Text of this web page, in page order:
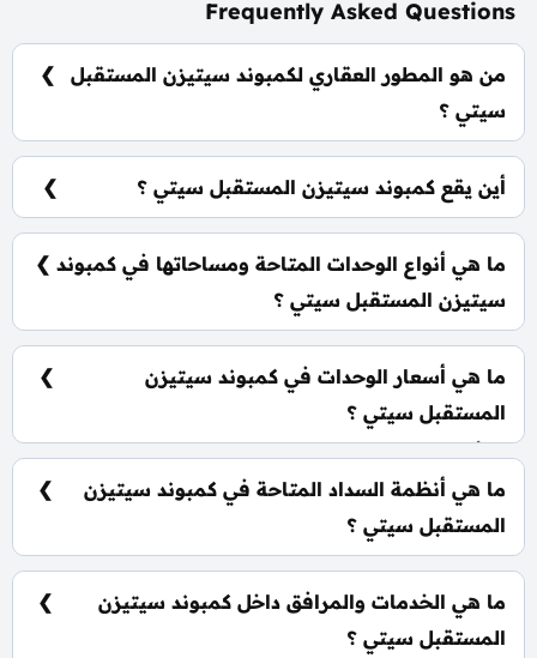
Frequently Asked Questions
من هو المطور العقاري لكمبوند سيتيزن المستقبل
سيتي ؟
شركة القمزي للتطوير العقاري AlQamzi Developments.
أين يقع كمبوند سيتيزن المستقبل سيتي ؟
يقع كمبوند سيتيزن في قلب المستقبل سيتي.
ما هي أنواع الوحدات المتاحة ومساحاتها في كمبوند
سيتيزن المستقبل سيتي ؟
يضم الكمبوند مجموعة متنوعة من الوحدات السكنية،
تشمل: شقق سكنية: تبدأ من 65 متر² تاون هاوس: تبدأ من
180 متر² فلل مستقلة: تبدأ من 275 متر²
ما هي أسعار الوحدات في كمبوند سيتيزن
المستقبل سيتي ؟
تبدأ الأسعار من 3,700,000 جنيه وتختلف حسب نوع
الوحدة والمساحة، كما أن الأسعار قابلة للتغيير حسب
تطورات السوق.
ما هي أنظمة السداد المتاحة في كمبوند سيتيزن
المستقبل سيتي ؟
يمكنك حجز وحدتك بدفع مقدم 5% فقط، كما يتم تقسيط
الباقي على فترة تصل إلي 9 سنوات بدون أي فوائد.
ما هي الخدمات والمرافق داخل كمبوند سيتيزن
المستقبل سيتي ؟